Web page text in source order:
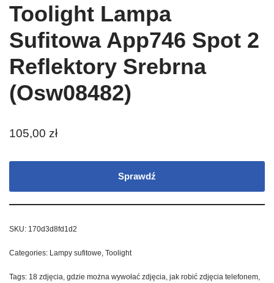
Toolight Lampa
Sufitowa App746 Spot 2
Reflektory Srebrna
(Osw08482)
105,00 zł
Sprawdź
SKU: 170d3d8fd1d2
Categories: Lampy sufitowe Toolight
Tags: 18 zdjęcia gdzie można wywołać zdjęcia jak robić zdjęcia telefonem